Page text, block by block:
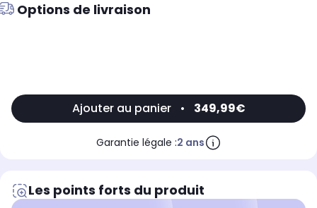
Options de livraison
Ajouter au panier • 349,99€
Garantie légale :2 ans
Les points forts du produit